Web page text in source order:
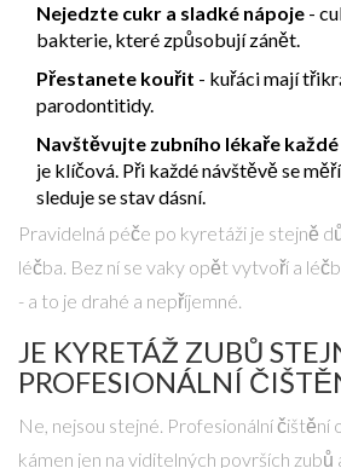
Nejedzte cukr a sladké nápoje -
bakterie, které způsobují zánět.
Přestanete kouřit - kuřáci mají
parodontitidy.
Navštěvujte zubního lékaře každé
je klíčová. Při každé návštěvě se
sleduje se stav dásní.
Pravidelná péče po kyretáži je stejně
léčba. Bez ní se vaky opět vytvoří a
- a to je drahé a nepříjemné.
JE KYRETÁŽ ZUBŮ
PROFESIONÁLNÍ
Ne, nejsou stejné. Profesionální čištění
kámen jen na viditelných površích zubů